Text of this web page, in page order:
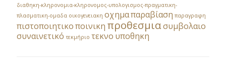
διαθηκη-κληρονομια-κληρονομος-υπολογισμος-πραγματικη-
πλασματικη-ομαδα οικογενειακη οχημαπαραβίαση παραγραφη
πιστοποιητικοποινικη προθεσμιασυμβολαιο
συναινετικό τεκμήριο τεκνο υποθηκη